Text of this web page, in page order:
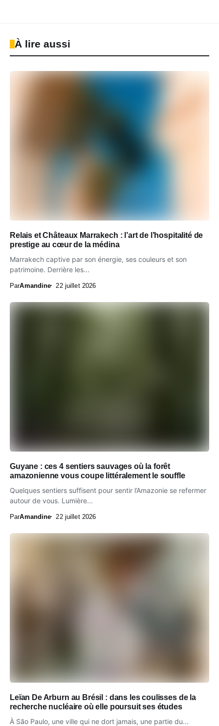
À lire aussi
Relais et Châteaux Marrakech : l’art de l’hospitalité de
prestige au cœur de la médina
Marrakech captive par son énergie, ses couleurs et son
patrimoine. Derrière les...
ParAmandine 22 juillet 2026
Guyane : ces 4 sentiers sauvages où la forêt
amazonienne vous coupe littéralement le souffle
Quelques sentiers suffisent pour sentir l’Amazonie se refermer
autour de vous. Lumière...
ParAmandine 22 juillet 2026
Leïan De Arburn au Brésil : dans les coulisses de la
recherche nucléaire où elle poursuit ses études
À São Paulo, une ville qui ne dort jamais, une partie du...